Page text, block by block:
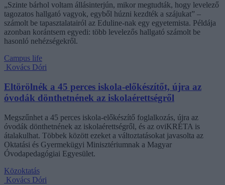
„Szinte bárhol voltam állásinterjún, mikor megtudták, hogy levelező
tagozatos hallgató vagyok, egyből húzni kezdték a szájukat” –
számolt be tapasztalatairól az Eduline-nak egy egyetemista. Példája
azonban korántsem egyedi: több levelezős hallgató számolt be
hasonló nehézségekről.
Campus life
Kovács Dóri
Eltörölnék a 45 perces iskola-előkészítőt, újra az
óvodák dönthetnének az iskolaérettségről
Megszűnhet a 45 perces iskola-előkészítő foglalkozás, újra az
óvodák dönthetnének az iskolaérettségről, és az oviKRÉTA is
átalakulhat. Többek között ezeket a változtatásokat javasolta az
Oktatási és Gyermekügyi Minisztériumnak a Magyar
Óvodapedagógiai Egyesület.
Közoktatás
Kovács Dóri